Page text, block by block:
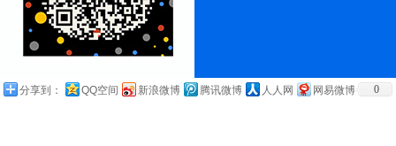
分享到： QQ空间 新浪微博 腾讯微博 人人网 网易微博 0